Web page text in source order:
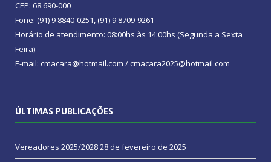
CEP: 68.690-000
Fone: (91) 9 8840-0251, (91) 9 8709-9261
Horário de atendimento: 08:00hs às 14:00hs (Segunda a Sexta
Feira)
E-mail: cmacara@hotmail.com / cmacara2025@hotmail.com
ÚLTIMAS PUBLICAÇÕES
Vereadores 2025/202828 de fevereiro de 2025